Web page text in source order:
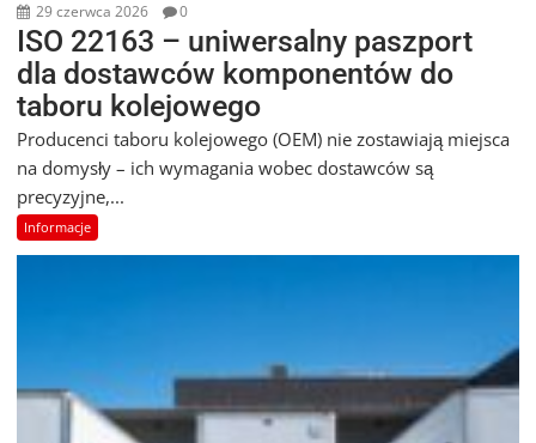
29 czerwca 2026 0
ISO 22163 – uniwersalny paszport
dla dostawców komponentów do
taboru kolejowego
Producenci taboru kolejowego (OEM) nie zostawiają miejsca
na domysły – ich wymagania wobec dostawców są
precyzyjne,...
Informacje